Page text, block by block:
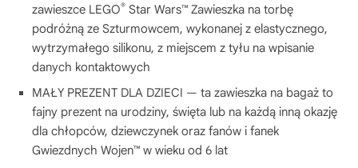
zawieszce LEGO® Star Wars™ Zawieszka na torbę
podróżną ze Szturmowcem, wykonanej z elastycznego,
wytrzymałego silikonu, z miejscem z tyłu na wpisanie
danych kontaktowych
MAŁY PREZENT DLA DZIECI — ta zawieszka na bagaż to
fajny prezent na urodziny, święta lub na każdą inną okazję
dla chłopców, dziewczynek oraz fanów i fanek
Gwiezdnych Wojen™ w wieku od 6 lat